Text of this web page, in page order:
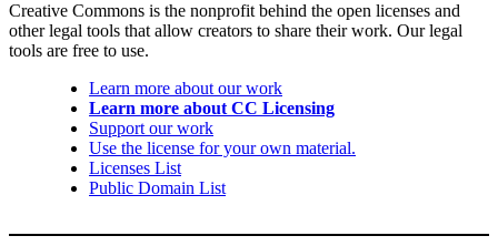
Creative Commons is the nonprofit behind the open licenses and
other legal tools that allow creators to share their work. Our legal
tools are free to use.
Learn more about our work
Learn more about CC Licensing
Support our work
Use the license for your own material.
Licenses List
Public Domain List